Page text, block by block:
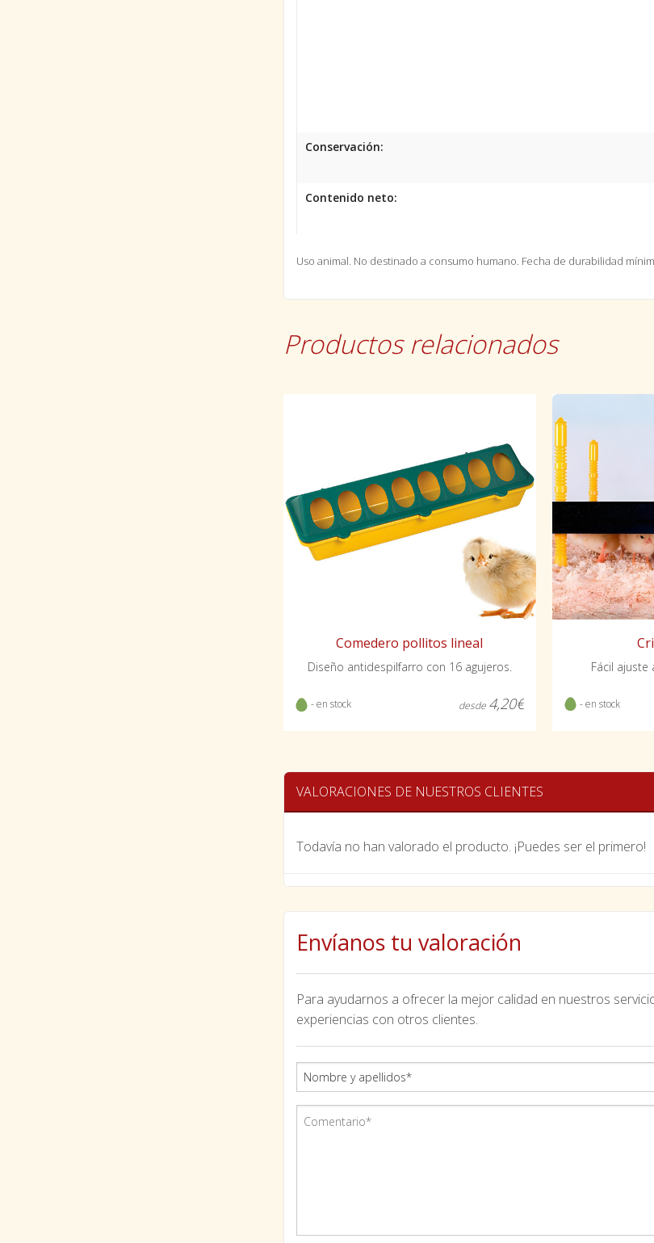
Conservación:
Contenido neto:
Uso animal. No destinado a consumo humano. Fecha de durabilidad
Productos relacionados
Comedero pollitos lineal
Diseño antidespilfarro con 16 agujeros.
- en stock desde 4,20€
Fácil ajuste
- en stock
VALORACIONES DE NUESTROS CLIENTES
Todavía no han valorado el producto. ¡Puedes ser el primero!
Envíanos tu valoración
Para ayudarnos a ofrecer la mejor calidad en nuestros
experiencias con otros clientes.